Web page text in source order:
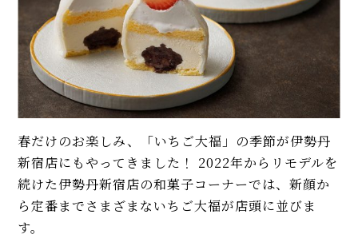
春だけのお楽しみ、「いちご大福」の季節が伊勢丹
新宿店にもやってきました！ 2022年からリモデルを
続けた伊勢丹新宿店の和菓子コーナーでは、新顔か
ら定番までさまざまないちご大福が店頭に並びま
す。